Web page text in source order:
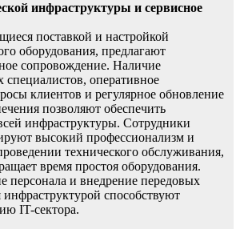
инфраструктуры и сервисное
поставкой и настройкой
оборудования, предлагают
сопровождение. Наличие
оперативное
клиентов и регулярное обновление
позволяют обеспечить
инфраструктуры. Сотрудники
высокий профессионализм и
технического обслуживания,
время простоя оборудования.
персонала и внедрение передовых
способствуют
IT-сектора.